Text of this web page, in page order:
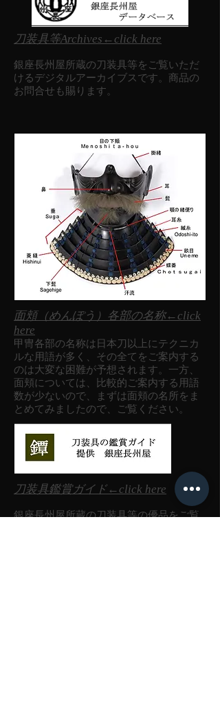
刀装具等Archives←click here
銀座長州屋所蔵の刀装具等をご覧いただ
けるデジタルアーカイブスです。商品の
お問合せも賜ります。
面頬（めんぽう）各部の名称←click
here
甲冑各部の名称は日本刀以上にテクニカ
ルな用語が多く、その全てをご案内する
のは大変な困難が予想されます。一方、
面頬については、比較的ご案内する用語
数が少ないので、まずは面頬の名所をま
とめてみましたので、ご覧ください。
刀装具鑑賞ガイド←click here
銀座長州屋所蔵の刀装具等の優品をご覧